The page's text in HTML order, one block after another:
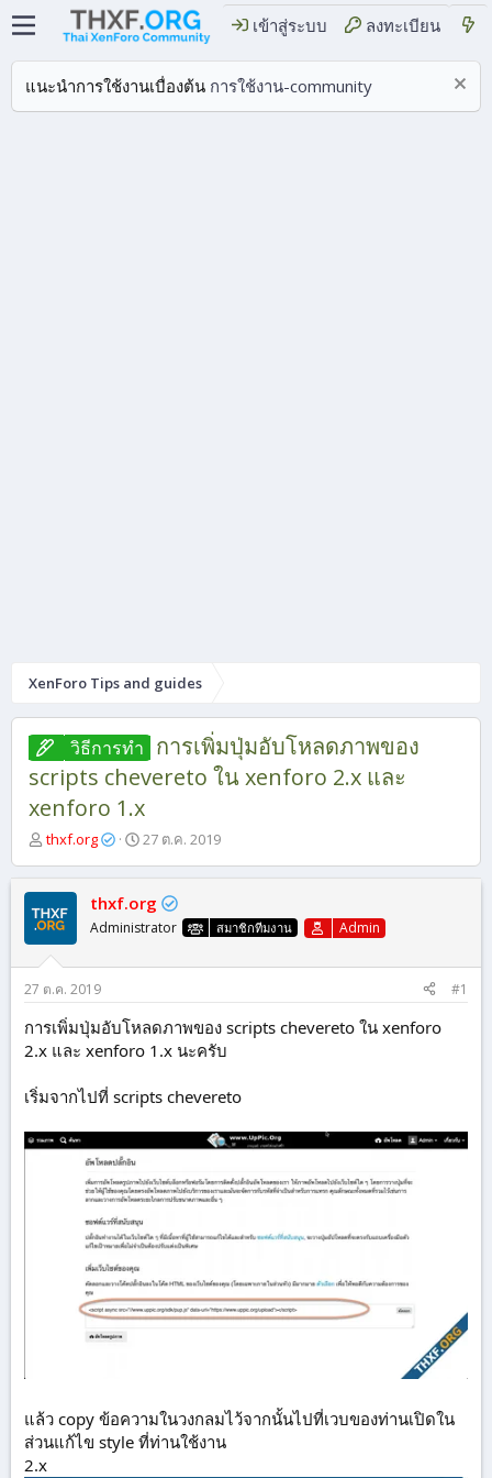
เข้าสู่ระบบ ลงทะเบียน
แนะนำการใช้งานเบื่องต้น การใช้งาน-community
XenForo Tips and guides
วิธีการทํา การเพิ่มปุ่มอับโหลดภาพของ
scripts chevereto ใน xenforo 2.x และ
xenforo 1.x
ผู้
ม
หั
ข้
thxf.org
วั
เ
ริ่
ม
27 ต.ค. 2019
thxf.org
Administrator สมาชิกทีมงาน Admin
27 ต.ค. 2019 #1
การเพิ่มปุ่มอับโหลดภาพของ scripts chevereto ใน xenforo
2.x และ xenforo 1.x นะครับ
เริ่มจากไปที่ scripts chevereto
แล้ว copy ข้อความในวงกลมไว้จากนั้นไปที่เวบของท่านเปิดใน
ส่วนแก้ไข style ที่ท่านใช้งาน
2.x